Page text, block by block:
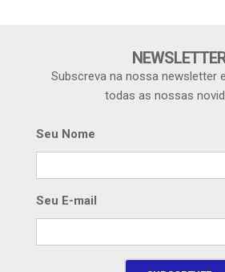
Subscreva na nossa newsletter
todas as nossas
Seu Nome
Seu E-mail